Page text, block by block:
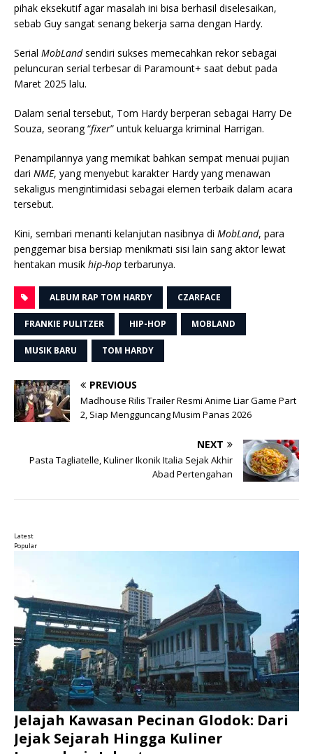
pihak eksekutif agar masalah ini bisa berhasil diselesaikan,
sebab Guy sangat senang bekerja sama dengan Hardy.
Serial MobLandsendiri sukses memecahkan rekor sebagai
peluncuran serial terbesar di Paramount+ saat debut pada
Maret 2025 lalu.
Dalam serial tersebut, Tom Hardy berperan sebagai Harry De
Souza, seorang “fixer” untuk keluarga kriminal Harrigan.
Penampilannya yang memikat bahkan sempat menuai pujian
dari NME, yang menyebut karakter Hardy yang menawan
sekaligus mengintimidasi sebagai elemen terbaik dalam acara
tersebut.
Kini, sembari menanti kelanjutan nasibnya di MobLand, para
penggemar bisa bersiap menikmati sisi lain sang aktor lewat
hentakan musik hip-hopterbarunya.
ALBUM RAP TOM HARDY CZARFACE
FRANKIE PULITZER HIP-HOP MOBLAND
MUSIK BARU TOM HARDY
PREVIOUS
Madhouse Rilis Trailer Resmi Anime Liar Game Part
2, Siap Mengguncang Musim Panas 2026
NEXT
Pasta Tagliatelle, Kuliner Ikonik Italia Sejak Akhir
Abad Pertengahan
Latest
Popular
Jelajah Kawasan Pecinan Glodok: Dari
Jejak Sejarah Hingga Kuliner